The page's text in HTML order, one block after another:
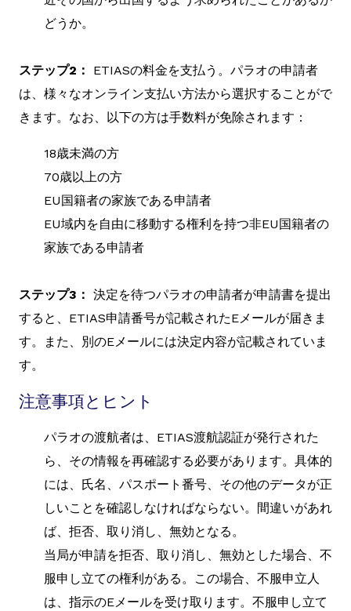
どうか。
ステップ2： ETIASの料金を支払う。パラオの申請者
は、様々なオンライン支払い方法から選択することがで
きます。なお、以下の方は手数料が免除されます：
18歳未満の方
70歳以上の方
EU国籍者の家族である申請者
EU域内を自由に移動する権利を持つ非EU国籍者の
家族である申請者
ステップ3： 決定を待つパラオの申請者が申請書を提出
すると、ETIAS申請番号が記載されたEメールが届きま
す。また、別のEメールには決定内容が記載されていま
す。
注意事項とヒント
パラオの渡航者は、ETIAS渡航認証が発行された
ら、その情報を再確認する必要があります。具体的
には、氏名、パスポート番号、その他のデータが正
しいことを確認しなければならない。間違いがあれ
ば、拒否、取り消し、無効となる。
当局が申請を拒否、取り消し、無効とした場合、不
服申し立ての権利がある。この場合、不服申立人
は、指示のEメールを受け取ります。不服申し立て